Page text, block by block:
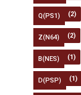
Q(PS1) (2)
Z(N64) (2)
B(NES) (1)
D(PSP) (1)